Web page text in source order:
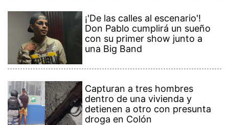
¡'De las calles al escenario'!
Don Pablo cumplirá un sueño
con su primer show junto a
una Big Band
Capturan a tres hombres
dentro de una vivienda y
detienen a otro con presunta
droga en Colón